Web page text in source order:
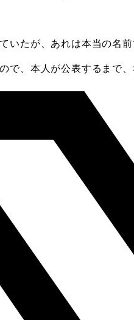
いたが、あれは本当の名
で、本人が公表するまで